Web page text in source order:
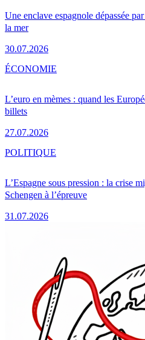
Une enclave espagnole dépassée
la mer
30.07.2026
L’euro en mèmes : quand les
billets
27.07.2026
ÉCONOMIE
L’Espagne sous pression : la crise
Schengen à l’épreuve
31.07.2026
POLITIQUE